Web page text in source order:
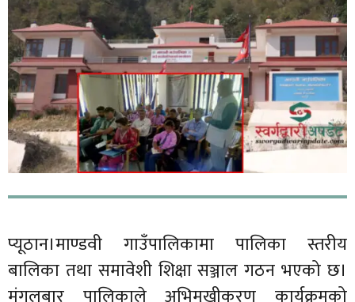
प्यूठान।माण्डवी गाउँपालिकामा पालिका स्तरीय
बालिका तथा समावेशी शिक्षा सञ्जाल गठन भएको छ।